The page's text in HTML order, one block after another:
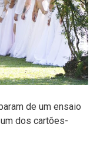
de um ensaio
dos cartões-